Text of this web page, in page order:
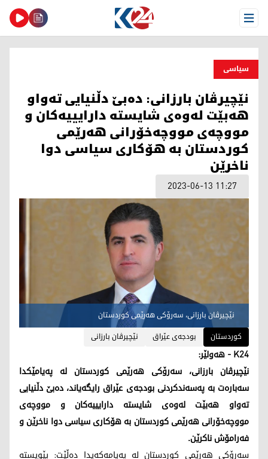
Open Menu
سیاسی
نێچیرڤان بارزانی: ده‌بێ دڵنیایی تەواو
هەبێت لەوەی شايسته‌ داراییيەکان و
مووچەی مووچەخۆرانی هەرێمی
کوردستان بە هۆکاری سیاسی دوا
ناخرێن
2023-06-13 11:27
نێچیرڤان بارزانی، سەرۆکی هەرێمی کوردستان
کوردستان
بودجەی عێراق نێچیرڤان بارزانی
K24 - هەولێر:
نێچیرڤان بارزانی، سەرۆکی هەرێمی کوردستان لە پەیامێکدا
سەبارەت بە پەسەندکردنی بودجەی عێراق رایگەیاند، ده‌بێ دڵنیایی
تەواو هەبێت لەوەی شايسته‌ داراییيەکان و مووچەی
مووچەخۆرانی هەرێمی کوردستان بە هۆکاری سیاسی دوا ناخرێن و
فەرامۆش ناکرێن.
سەرۆکی هەرێمی کوردستان لە پەیامەکەیدا دەڵێت: پێويسته‌